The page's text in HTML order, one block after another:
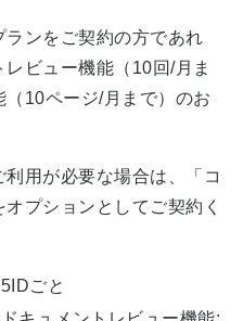
ンをご契約の方であれ
ビュー機能（10回/月ま
10ページ/月まで）のお
用が必要な場合は、「コ
プションとしてご契約く
5IDごと